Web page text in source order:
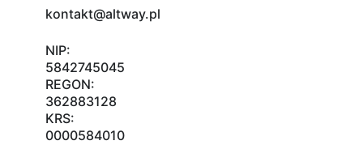
kontakt@altway.pl
NIP:
5842745045
REGON:
362883128
KRS:
0000584010